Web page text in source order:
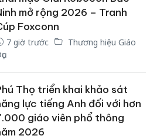
mở rộng 2026 – Tranh
Foxconn
7 giờ trước
Thương hiệu Giáo
Thọ triển khai khảo sát
lực tiếng Anh đối với hơn
giáo viên phổ thông
2026